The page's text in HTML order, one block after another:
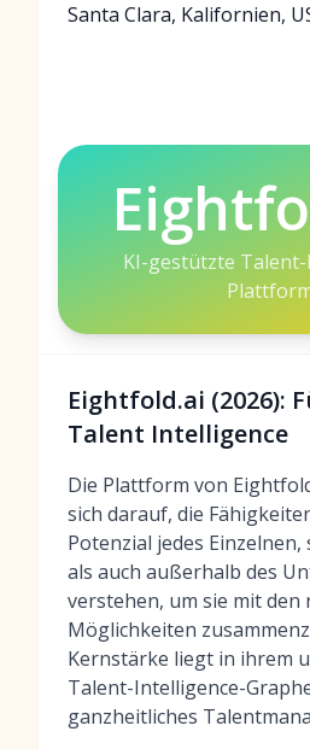
Santa Clara, Kalifornien,
KI-gestützte
Eightfold.ai (2026):
Talent Intelligence
Die Plattform von
sich darauf, die
Potenzial jedes
als auch außerhalb des
verstehen, um sie mit den
Möglichkeiten
Kernstärke liegt in ihrem
Talent-Intelligence-
ganzheitliches